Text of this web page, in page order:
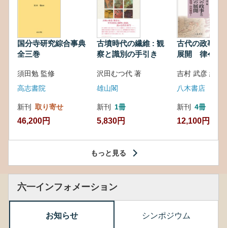
国分寺研究綜合事典
全三巻
須田勉 監修
高志書院
新刊 取り寄せ
46,200円
古墳時代の繊維 : 観
察と識別の手引き
沢田むつ代 著
雄山閣
新刊 1冊
5,830円
古代の政事と
展開 律令・
吉村 武彦 編集
八木書店
新刊 4冊
12,100円
もっと見る
六一インフォメーション
お知らせ シンポジウム